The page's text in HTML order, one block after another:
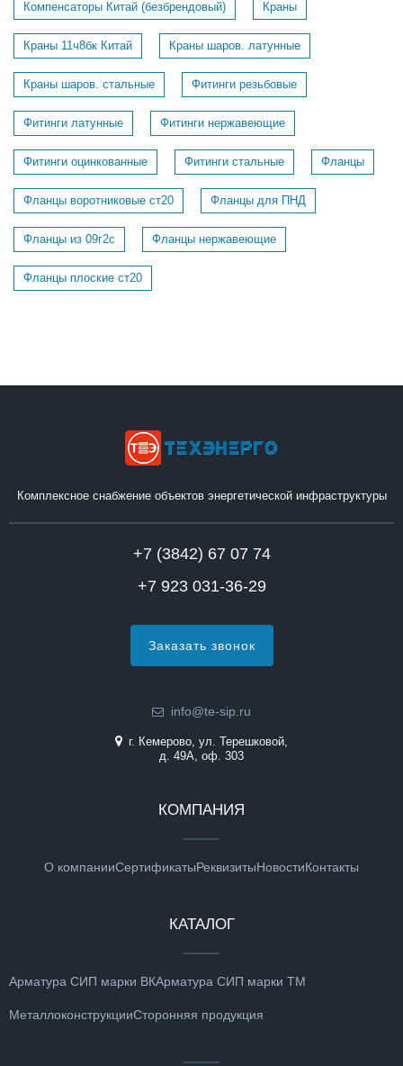
Компенсаторы Китай (безбрендовый) Краны
Краны 11ч8бк Китай Краны шаров. латунные
Краны шаров. стальные Фитинги резьбовые
Фитинги латунные Фитинги нержавеющие
Фитинги оцинкованные Фитинги стальные Фланцы
Фланцы воротниковые ст20 Фланцы для ПНД
Фланцы из 09г2с Фланцы нержавеющие
Фланцы плоские ст20
Комплексное снабжение объектов энергетической инфраструктуры
+7 (3842) 67 07 74
+7 923 031-36-29
Заказать звонок
info@te-sip.ru
г. Кемерово, ул. Терешковой,
д. 49А, оф. 303
КОМПАНИЯ
О компанииСертификатыРеквизитыНовостиКонтакты
КАТАЛОГ
Арматура СИП марки ВКАрматура СИП марки ТМ
МеталлоконструкцииСторонняя продукция